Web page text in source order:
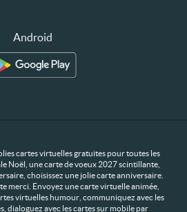
Android
cartes virtuelles gratuites pour toutes les
Noël, une carte de voeux 2027 scintillante,
choisissez une jolie carte anniversaire.
merci. Envoyez une carte virtuelle animée,
virtuelles humour, communiquez avec les
dialoguez avec les cartes sur mobile par